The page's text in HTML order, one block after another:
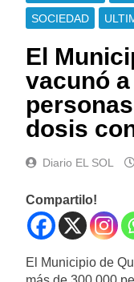
SOCIEDAD
El
vacunó
dosis
Diario EL SOL
Compartilo!
El Municipio de